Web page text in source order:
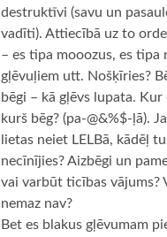
destruktīvi (savu un
vadīti). Attiecībā uz to
– es tipa mooozus, es tipa
gļēvuļiem utt. Nošķīries?
bēgi – kā gļēvs lupata. Kur
kurš bēg? (pa-@&%$-ļā).
lietas neiet LELBā, kādēļ
necīnījies? Aizbēgi un
vai varbūt ticības vājums?
nemaz nav?
Bet es blakus gļēvumam